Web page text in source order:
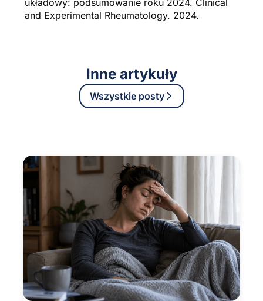
and Experimental Rheumatology. 2024.
Inne artykuły
Wszystkie posty